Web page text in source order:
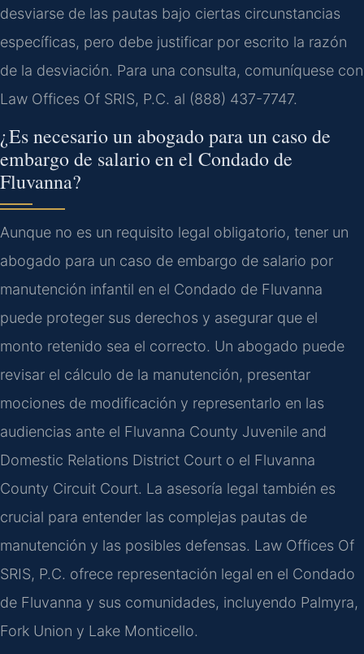
desviarse de las pautas bajo ciertas circunstancias
específicas, pero debe justificar por escrito la razón
de la desviación. Para una consulta, comuníquese con
Law Offices Of SRIS, P.C. al (888) 437-7747.
¿Es necesario un abogado para un caso de
embargo de salario en el Condado de
Fluvanna?
Aunque no es un requisito legal obligatorio, tener un
abogado para un caso de embargo de salario por
manutención infantil en el Condado de Fluvanna
puede proteger sus derechos y asegurar que el
monto retenido sea el correcto. Un abogado puede
revisar el cálculo de la manutención, presentar
mociones de modificación y representarlo en las
audiencias ante el Fluvanna County Juvenile and
Domestic Relations District Court o el Fluvanna
County Circuit Court. La asesoría legal también es
crucial para entender las complejas pautas de
manutención y las posibles defensas. Law Offices Of
SRIS, P.C. ofrece representación legal en el Condado
de Fluvanna y sus comunidades, incluyendo Palmyra,
Fork Union y Lake Monticello.